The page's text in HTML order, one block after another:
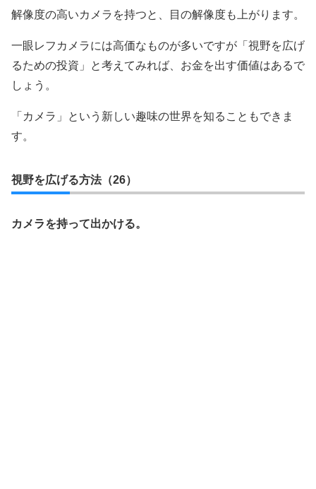
解像度の高いカメラを持つと、目の解像度も上がります。
一眼レフカメラには高価なものが多いですが「視野を広げ
るための投資」と考えてみれば、お金を出す価値はあるで
しょう。
「カメラ」という新しい趣味の世界を知ることもできま
す。
視野を広げる方法（26）
カメラを持って出かける。